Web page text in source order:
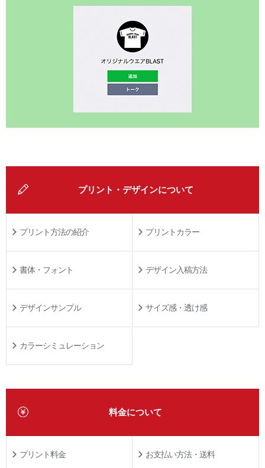
プリント・デザインについて
プリント方法の紹介 プリントカラー
書体・フォント デザイン入稿方法
デザインサンプル サイズ感・透け感
カラーシミュレーション
料金について
プリント料金 お支払い方法・送料